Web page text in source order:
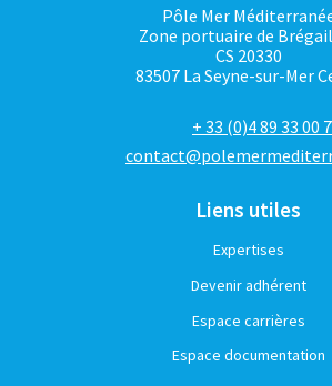
Pôle Mer
Zone portuaire de
CS 20330
83507 La Seyne-sur-Mer
+ 33 (0)4 89 33 00
Liens utiles
Expertises
Devenir adhérent
Espace carrières
Espace documentation